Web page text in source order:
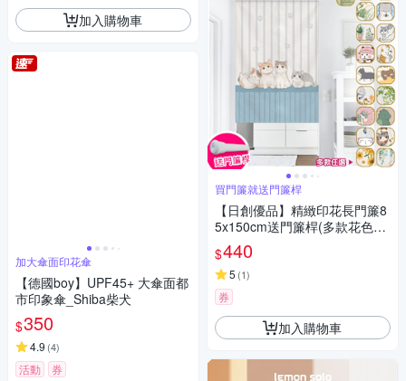
加入購物車
加大傘面印花傘
【德國boy】UPF45+ 大傘面都
市印象傘_Shiba柴犬
$350
4.9 (4)
活動 券
買門簾就送門簾桿
【日創優品】精緻印花長門簾8
5x150cm送門簾桿(多款花色門
簾選擇/風水簾/長門簾)
$440
5 (1)
券
加入購物車